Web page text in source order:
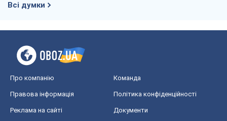
Всі думки
Про компанію Команда
Правова інформація Політика конфіденційності
Реклама на сайті Документи